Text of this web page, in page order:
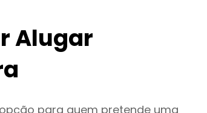
Alugar
para quem pretende uma